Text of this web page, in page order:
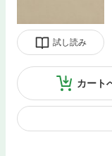
試し読み
カート